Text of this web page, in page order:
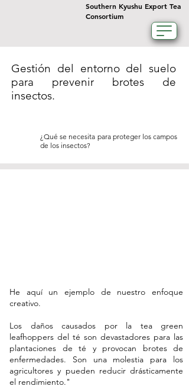
Southern Kyushu Export Tea
Consortium
Gestión del entorno del suelo
para prevenir brotes de
insectos.
¿Qué se necesita para proteger los campos
de los insectos?
He aquí un ejemplo de nuestro enfoque
creativo.
Los daños causados por la tea green
leafhoppers del té son devastadores para las
plantaciones de té y provocan brotes de
enfermedades. Son una molestia para los
agricultores y pueden reducir drásticamente
el rendimiento."